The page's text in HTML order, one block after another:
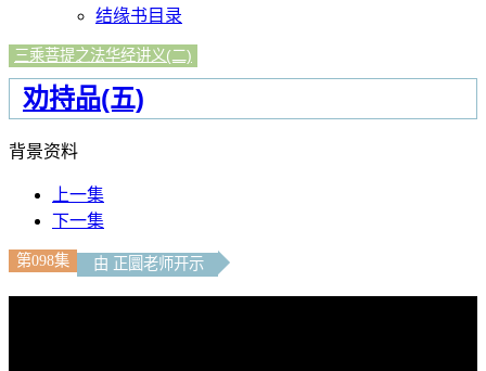
结缘书目录
三乘菩提之法华经讲义(二)
劝持品(五)
背景资料
上一集
下一集
第098集 由 正圜老师开示